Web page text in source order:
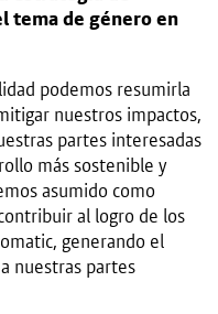
tema de género en
podemos resumirla
nuestros impactos,
partes interesadas
más sostenible y
asumido como
al logro de los
generando el
nuestras partes